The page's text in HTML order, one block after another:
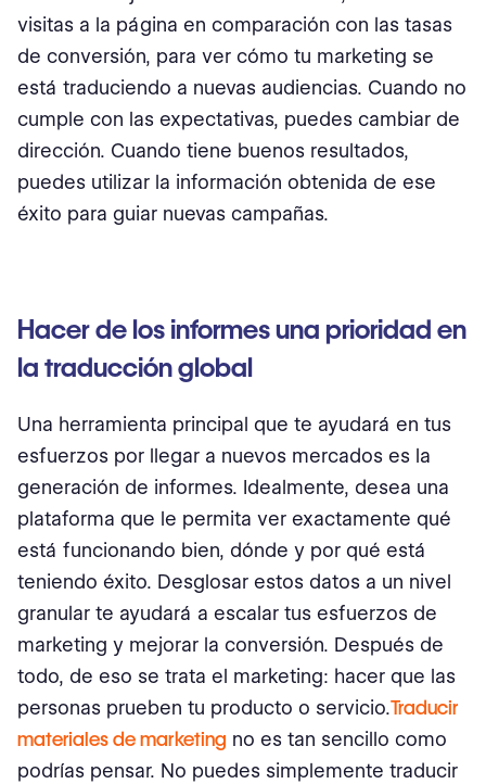
visitas a la página en comparación con las tasas
de conversión, para ver cómo tu marketing se
está traduciendo a nuevas audiencias. Cuando no
cumple con las expectativas, puedes cambiar de
dirección. Cuando tiene buenos resultados,
puedes utilizar la información obtenida de ese
éxito para guiar nuevas campañas.
Hacer de los informes una prioridad en
la traducción global
Una herramienta principal que te ayudará en tus
esfuerzos por llegar a nuevos mercados es la
generación de informes. Idealmente, desea una
plataforma que le permita ver exactamente qué
está funcionando bien, dónde y por qué está
teniendo éxito. Desglosar estos datos a un nivel
granular te ayudará a escalar tus esfuerzos de
marketing y mejorar la conversión. Después de
todo, de eso se trata el marketing: hacer que las
personas prueben tu producto o servicio.Traducir
materiales de marketing no es tan sencillo como
podrías pensar. No puedes simplemente traducir